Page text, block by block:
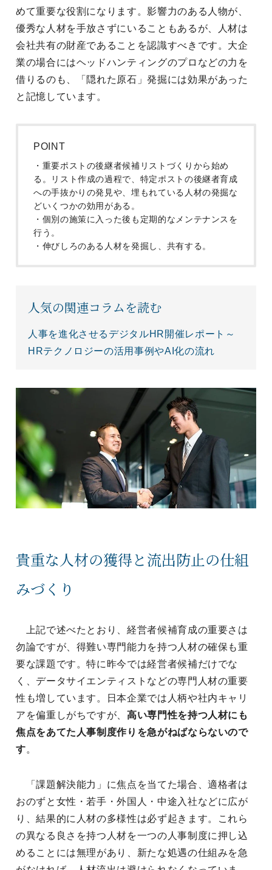
めて重要な役割になります。影響力のある人物が、
優秀な人材を手放さずにいることもあるが、人材は
会社共有の財産であることを認識すべきです。大企
業の場合にはヘッドハンティングのプロなどの力を
借りるのも、「隠れた原石」発掘には効果があった
と記憶しています。
POINT
・重要ポストの後継者候補リストづくりから始め
る。リスト作成の過程で、特定ポストの後継者育成
への手抜かりの発見や、埋もれている人材の発掘な
どいくつかの効用がある。
・個別の施策に入った後も定期的なメンテナンスを
行う。
・伸びしろのある人材を発掘し、共有する。
人気の関連コラムを読む
人事を進化させるデジタルHR開催レポート～
HRテクノロジーの活用事例やAI化の流れ
貴重な人材の獲得と流出防止の仕組
みづくり
上記で述べたとおり、経営者候補育成の重要さは
勿論ですが、得難い専門能力を持つ人材の確保も重
要な課題です。特に昨今では経営者候補だけでな
く、データサイエンティストなどの専門人材の重要
性も増しています。日本企業では人柄や社内キャリ
アを偏重しがちですが、高い専門性を持つ人材にも
焦点をあてた人事制度作りを急がねばならないので
す。
「課題解決能力」に焦点を当てた場合、適格者は
おのずと女性・若手・外国人・中途入社などに広が
り、結果的に人材の多様性は必ず起きます。これら
の異なる良さを持つ人材を一つの人事制度に押し込
めることには無理があり、新たな処遇の仕組みを急